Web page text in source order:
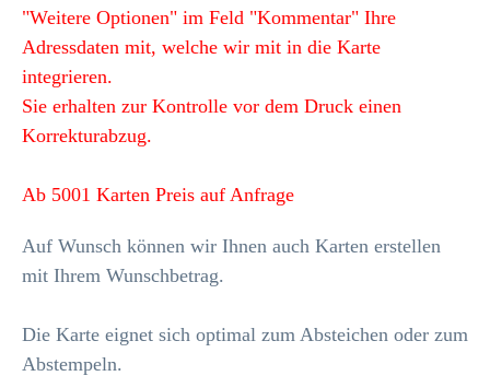
"Weitere Optionen" im Feld "Kommentar" Ihre
Adressdaten mit, welche wir mit in die Karte
integrieren.
Sie erhalten zur Kontrolle vor dem Druck einen
Korrekturabzug.
Ab 5001 Karten Preis auf Anfrage
Auf Wunsch können wir Ihnen auch Karten erstellen
mit Ihrem Wunschbetrag.
Die Karte eignet sich optimal zum Absteichen oder zum
Abstempeln.